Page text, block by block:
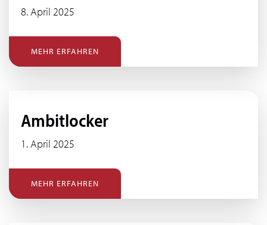
8. April 2025
MEHR ERFAHREN
Ambitlocker
1. April 2025
MEHR ERFAHREN